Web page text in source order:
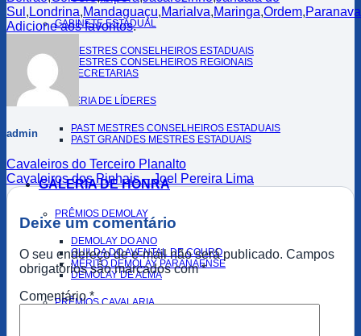
GABINETE ESTADUAL
MESTRES CONSELHEIROS ESTADUAIS
MESTRES CONSELHEIROS REGIONAIS
SECRETARIAS
GALERIA DE LÍDERES
PAST MESTRES CONSELHEIROS ESTADUAIS
PAST GRANDES MESTRES ESTADUAIS
GALERIA DE HONRA
PRÊMIOS DEMOLAY
DEMOLAY DO ANO
GUILDA DO AVENTAL DE COURO
MÉRITO DEMOLAY PARANAENSE
DEMOLAY DE ALMA
PRÊMIOS CAVALARIA
Sul , Londrina,Mandaguaçu,Marialva,Maringa,Ordem,
Adicione aos favoritos.
admin
Cavaleiros do Terceiro Planalto
Cavaleiros dos Pinhais – Joel Pereira Lima
Deixe um comentário
O seu endereço de e-mail não será publicado. Campos
obrigatórios são marcados com*
Comentário*